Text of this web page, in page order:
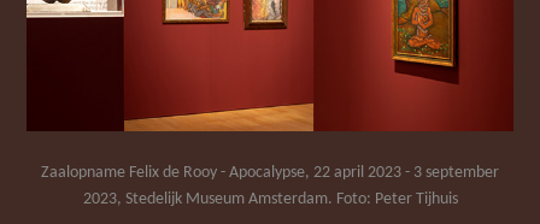
Zaalopname Felix de Rooy - Apocalypse, 22 april 2023 - 3 september
2023, Stedelijk Museum Amsterdam. Foto: Peter Tijhuis